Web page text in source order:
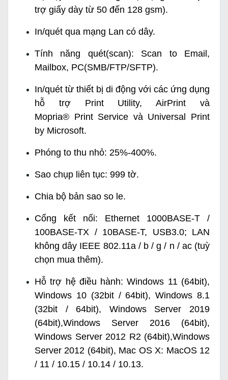
trợ giấy dày từ 50 đến 128 gsm).
In/quét qua mạng Lan có dây.
Tính năng quét(scan): Scan to Email,
Mailbox, PC(SMB/FTP/SFTP).
In/quét từ thiết bị di động với các ứng dụng
hỗ trợ Print Utility, AirPrint và
Mopria® Print Service và Universal Print
by Microsoft.
Phóng to thu nhỏ: 25%-400%.
Sao chụp liên tục: 999 tờ.
Chia bộ bản sao so le.
Cổng kết nối: Ethernet 1000BASE-T /
100BASE-TX / 10BASE-T, USB3.0; LAN
không dây IEEE 802.11a / b / g / n / ac (tuỳ
chọn mua thêm).
Hỗ trợ hệ điều hành: Windows 11 (64bit),
Windows 10 (32bit / 64bit), Windows 8.1
(32bit / 64bit), Windows Server 2019
(64bit),Windows Server 2016 (64bit),
Windows Server 2012 R2 (64bit),Windows
Server 2012 (64bit), Mac OS X: MacOS 12
/ 11 / 10.15 / 10.14 / 10.13.